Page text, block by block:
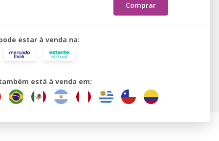
Comprar
estar à venda na:
está à venda em: